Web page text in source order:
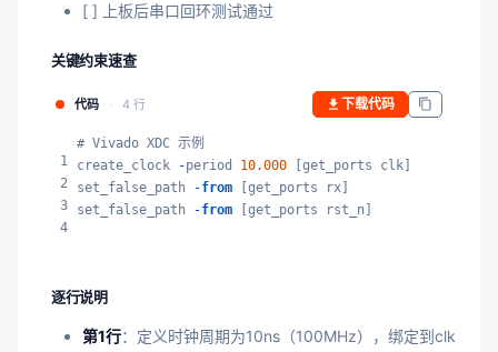
[ ] 上板后串口回环测试通过
关键约束速查
代码 4 行 下载代码
1
2
3
4
# Vivado XDC 示例
create_clock
-period 10.000 [get_ports clk]
set_false_path
-from [get_ports rx]
set_false_path
-from [get_ports rst_n]
逐行说明
第1行：定义时钟周期为10ns（100MHz），绑定到clk